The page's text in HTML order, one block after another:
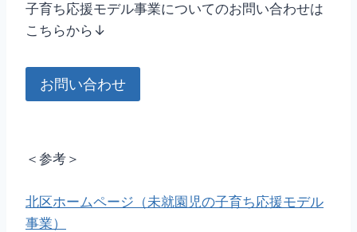
子育ち応援モデル事業についてのお問い合わせは
こちらから↓
お問い合わせ
＜参考＞
北区ホームページ（未就園児の子育ち応援モデル
事業）